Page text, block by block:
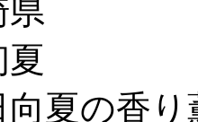
県
夏の香